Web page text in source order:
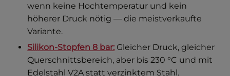
wenn keine Hochtemperatur und kein
höherer Druck nötig — die meistverkaufte
Variante.
Silikon-Stopfen 8 bar: Gleicher Druck, gleicher
Querschnittsbereich, aber bis 230 °C und mit
Edelstahl V2A statt verzinktem Stahl.